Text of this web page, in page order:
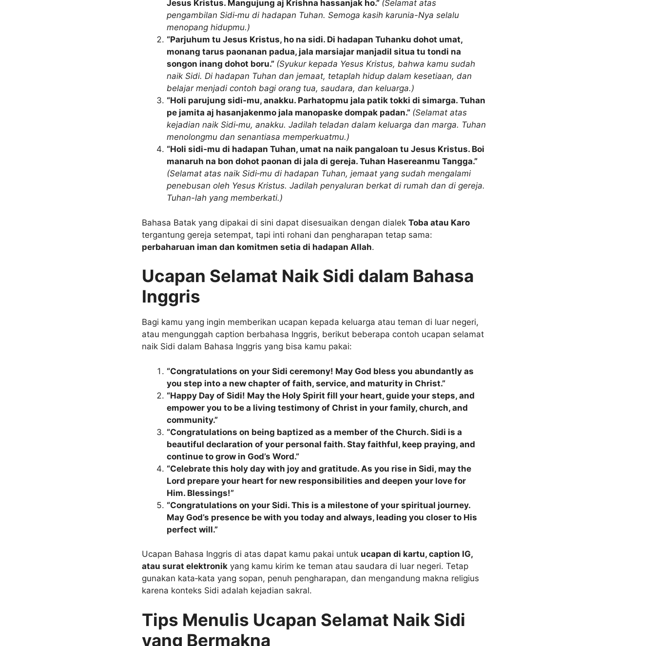
Jesus Kristus. Mangujung aj Krishna hassanjak ho.” (Selamat atas
pengambilan Sidi‑mu di hadapan Tuhan. Semoga kasih karunia-Nya selalu
menopang hidupmu.)
“Parjuhum tu Jesus Kristus, ho na sidi. Di hadapan Tuhanku dohot umat,
monang tarus paonanan padua, jala marsiajar manjadil situa tu tondi na
songon inang dohot boru.” (Syukur kepada Yesus Kristus, bahwa kamu sudah
naik Sidi. Di hadapan Tuhan dan jemaat, tetaplah hidup dalam kesetiaan, dan
belajar menjadi contoh bagi orang tua, saudara, dan keluarga.)
“Holi parujung sidi‑mu, anakku. Parhatopmu jala patik tokki di simarga. Tuhan
pe jamita aj hasanjakenmo jala manopaske dompak padan.” (Selamat atas
kejadian naik Sidi‑mu, anakku. Jadilah teladan dalam keluarga dan marga. Tuhan
menolongmu dan senantiasa memperkuatmu.)
“Holi sidi‑mu di hadapan Tuhan, umat na naik pangaloan tu Jesus Kristus. Boi
manaruh na bon dohot paonan di jala di gereja. Tuhan Hasereanmu Tangga.”
(Selamat atas naik Sidi‑mu di hadapan Tuhan, jemaat yang sudah mengalami
penebusan oleh Yesus Kristus. Jadilah penyaluran berkat di rumah dan di gereja.
Tuhan-lah yang memberkati.)
Bahasa Batak yang dipakai di sini dapat disesuaikan dengan dialek Toba atau Karo
tergantung gereja setempat, tapi inti rohani dan pengharapan tetap sama:
perbaharuan iman dan komitmen setia di hadapan Allah.
Ucapan Selamat Naik Sidi dalam Bahasa
Inggris
Bagi kamu yang ingin memberikan ucapan kepada keluarga atau teman di luar negeri,
atau mengunggah caption berbahasa Inggris, berikut beberapa contoh ucapan selamat
naik Sidi dalam Bahasa Inggris yang bisa kamu pakai:
“Congratulations on your Sidi ceremony! May God bless you abundantly as
you step into a new chapter of faith, service, and maturity in Christ.”
“Happy Day of Sidi! May the Holy Spirit fill your heart, guide your steps, and
empower you to be a living testimony of Christ in your family, church, and
community.”
“Congratulations on being baptized as a member of the Church. Sidi is a
beautiful declaration of your personal faith. Stay faithful, keep praying, and
continue to grow in God’s Word.”
“Celebrate this holy day with joy and gratitude. As you rise in Sidi, may the
Lord prepare your heart for new responsibilities and deepen your love for
Him. Blessings!”
“Congratulations on your Sidi. This is a milestone of your spiritual journey.
May God’s presence be with you today and always, leading you closer to His
perfect will.”
Ucapan Bahasa Inggris di atas dapat kamu pakai untuk ucapan di kartu, caption IG,
atau surat elektronikyang kamu kirim ke teman atau saudara di luar negeri. Tetap
gunakan kata‑kata yang sopan, penuh pengharapan, dan mengandung makna religius
karena konteks Sidi adalah kejadian sakral.
Tips Menulis Ucapan Selamat Naik Sidi
yang Bermakna